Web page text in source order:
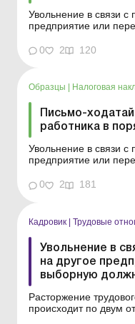
Увольнение в связи с
предприятие или
для загрузки См. также: Письмо-ходатайство
увольнении
0 2 120
Образцы Налоговая
Письмо-
работника в
Увольнение в связи с
предприятие или
для загрузки ...
0 2 181
Кадровик | Трудовые
Увольнение в
на другое
выборную
Расторжение
происходит по двум